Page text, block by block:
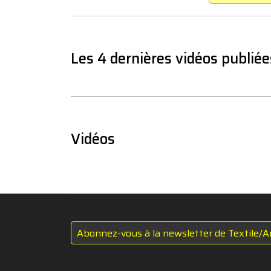
Les 4 dernières vidéos
Vidéos
Abonnez-vous à la newsletter de Textile/